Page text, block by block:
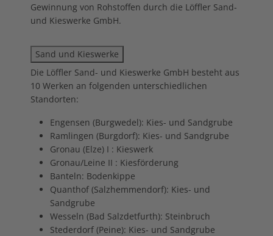
Gewinnung von Rohstoffen durch die Löffler Sand-
und Kieswerke GmbH.
Sand und Kieswerke
Die Löffler Sand- und Kieswerke GmbH besteht aus
10 Werken an folgenden unterschiedlichen
Standorten:
Engensen (Burgwedel): Kies- und Sandgrube
Ramlingen (Burgdorf): Kies- und Sandgrube
Gronau (Elze) I : Kieswerk
Gronau/Leine II : Kiesförderung
Banteln: Bodenkippe
Quanthof (Salzhemmendorf): Kies- und
Sandgrube
Wesseln (Bad Salzdetfurth): Steinbruch
Stederdorf (Peine): Kies- und Sandgrube